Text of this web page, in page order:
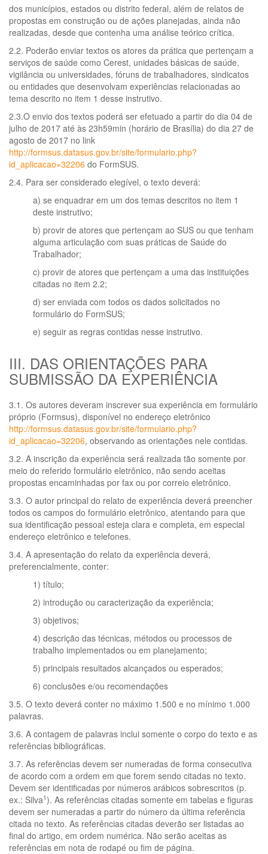
dos municípios, estados ou distrito federal, além de relatos de
propostas em construção ou de ações planejadas, ainda não
realizadas, desde que contenha uma análise teórico crítica.
2.2. Poderão enviar textos os atores da prática que pertençam a
serviços de saúde como Cerest, unidades básicas de saúde,
vigilância ou universidades, fóruns de trabalhadores, sindicatos
ou entidades que desenvolvam experiências relacionadas ao
tema descrito no item 1 desse instrutivo.
2.3.O envio dos textos poderá ser efetuado a partir do dia 04 de
julho de 2017 até às 23h59min (horário de Brasília) do dia 27 de
agosto de 2017 no link
http://formsus.datasus.gov.br/site/formulario.php?
id_aplicacao=32206 do FormSUS.
2.4. Para ser considerado elegível, o texto deverá:
a) se enquadrar em um dos temas descritos no item 1
deste instrutivo;
b) provir de atores que pertençam ao SUS ou que tenham
alguma articulação com suas práticas de Saúde do
Trabalhador;
c) provir de atores que pertençam a uma das instituições
citadas no item 2.2;
d) ser enviada com todos os dados solicitados no
formulário do FormSUS;
e) seguir as regras contidas nesse instrutivo.
III. DAS ORIENTAÇÕES PARA
SUBMISSÃO DA EXPERIÊNCIA
3.1. Os autores deveram inscrever sua experiência em formulário
próprio (Formsus), disponível no endereço eletrônico
http://formsus.datasus.gov.br/site/formulario.php?
id_aplicacao=32206, observando as orientações nele contidas.
3.2. A inscrição da experiência será realizada tão somente por
meio do referido formulário eletrônico, não sendo aceitas
propostas encaminhadas por fax ou por correio eletrônico.
3.3. O autor principal do relato de experiência deverá preencher
todos os campos do formulário eletrônico, atentando para que
sua identificação pessoal esteja clara e completa, em especial
endereço eletrônico e telefones.
3.4. A apresentação do relato da experiência deverá,
preferencialmente, conter:
1) título;
2) introdução ou caracterização da experiência;
3) objetivos;
4) descrição das técnicas, métodos ou processos de
trabalho implementados ou em planejamento;
5) principais resultados alcançados ou esperados;
6) conclusões e/ou recomendações
3.5. O texto deverá conter no máximo 1.500 e no mínimo 1.000
palavras.
3.6. A contagem de palavras inclui somente o corpo do texto e as
referências bibliográficas.
3.7. As referências devem ser numeradas de forma consecutiva
de acordo com a ordem em que forem sendo citadas no texto.
Devem ser identificadas por números arábicos sobrescritos (p.
ex.: Silva1). As referências citadas somente em tabelas e figuras
devem ser numeradas a partir do número da última referência
citada no texto. As referências citadas deverão ser listadas ao
final do artigo, em ordem numérica. Não serão aceitas as
referências em nota de rodapé ou fim de página.